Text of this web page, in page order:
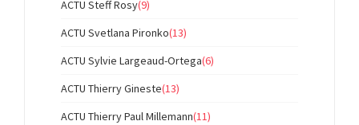
ACTU Steff Rosy(9)
ACTU Svetlana Pironko(13)
ACTU Sylvie Largeaud-Ortega(6)
ACTU Thierry Gineste(13)
ACTU Thierry Paul Millemann(11)